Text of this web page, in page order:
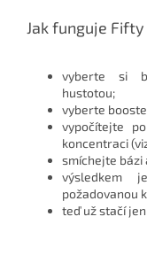
Jak funguje
vyberte si
hustotou;
vyberte
vypočítejte
koncentraci
smíchejte bázi
výsledkem
požadovanou
teď už stačí